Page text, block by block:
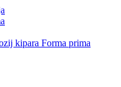
kipara Forma prima